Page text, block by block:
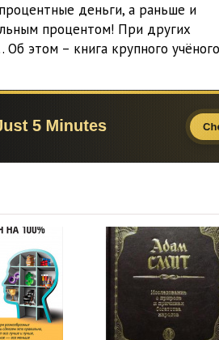
деньги, а раньше и
процентом! При других
этом – книга крупного